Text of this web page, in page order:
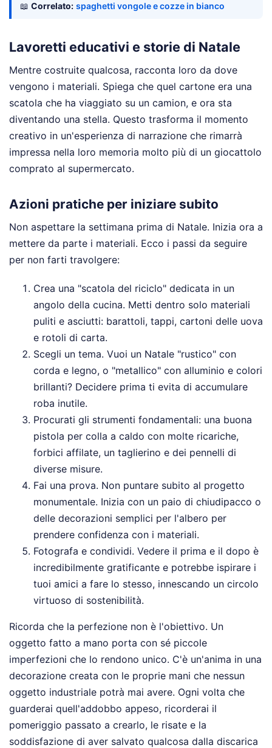
📖 Correlato: spaghetti vongole e cozze in bianco
Lavoretti educativi e storie di Natale
Mentre costruite qualcosa, racconta loro da dove
vengono i materiali. Spiega che quel cartone era una
scatola che ha viaggiato su un camion, e ora sta
diventando una stella. Questo trasforma il momento
creativo in un'esperienza di narrazione che rimarrà
impressa nella loro memoria molto più di un giocattolo
comprato al supermercato.
Azioni pratiche per iniziare subito
Non aspettare la settimana prima di Natale. Inizia ora a
mettere da parte i materiali. Ecco i passi da seguire
per non farti travolgere:
Crea una "scatola del riciclo" dedicata in un
angolo della cucina. Metti dentro solo materiali
puliti e asciutti: barattoli, tappi, cartoni delle uova
e rotoli di carta.
Scegli un tema. Vuoi un Natale "rustico" con
corda e legno, o "metallico" con alluminio e colori
brillanti? Decidere prima ti evita di accumulare
roba inutile.
Procurati gli strumenti fondamentali: una buona
pistola per colla a caldo con molte ricariche,
forbici affilate, un taglierino e dei pennelli di
diverse misure.
Fai una prova. Non puntare subito al progetto
monumentale. Inizia con un paio di chiudipacco o
delle decorazioni semplici per l'albero per
prendere confidenza con i materiali.
Fotografa e condividi. Vedere il prima e il dopo è
incredibilmente gratificante e potrebbe ispirare i
tuoi amici a fare lo stesso, innescando un circolo
virtuoso di sostenibilità.
Ricorda che la perfezione non è l'obiettivo. Un
oggetto fatto a mano porta con sé piccole
imperfezioni che lo rendono unico. C'è un'anima in una
decorazione creata con le proprie mani che nessun
oggetto industriale potrà mai avere. Ogni volta che
guarderai quell'addobbo appeso, ricorderai il
pomeriggio passato a crearlo, le risate e la
soddisfazione di aver salvato qualcosa dalla discarica